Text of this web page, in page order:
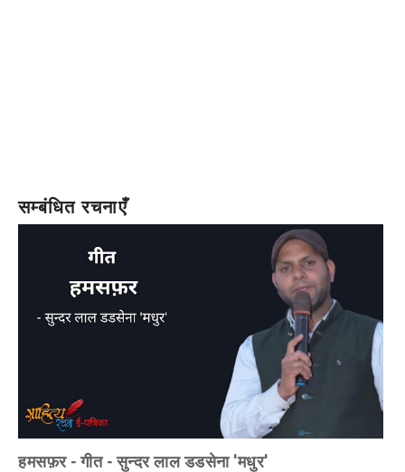
सम्बंधित रचनाएँ
हमसफ़र - गीत - सुन्दर लाल डडसेना 'मधुर'